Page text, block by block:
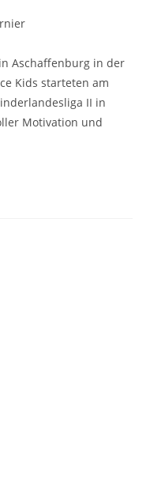
Aschaffenburg in der
Kids starteten am
II in
Motivation und